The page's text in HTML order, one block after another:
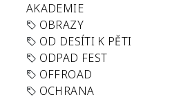
AKADEMIE
OBRAZY
OD DESÍTI K PĚTI
ODPAD FEST
OFFROAD
OCHRANA